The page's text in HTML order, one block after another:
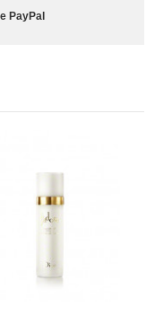
PayPal